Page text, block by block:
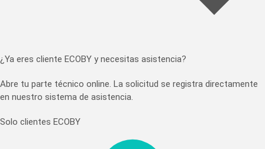
¿Ya eres cliente ECOBY y necesitas asistencia?
Abre tu parte técnico online. La solicitud se registra directamente
en nuestro sistema de asistencia.
Solo clientes ECOBY